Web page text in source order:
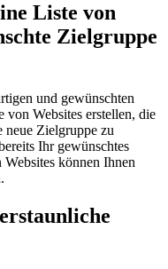
Liste von
Zielgruppe
und gewünschten
von Websites erstellen, die
neue Zielgruppe zu
Ihr gewünschtes
können Ihnen